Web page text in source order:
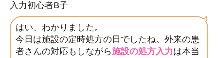
入力初心者B子
はい、わかりました。
今日は施設の定時処方の日でしたね。外来の患
者さんの対応もしながら施設の処方入力は本当